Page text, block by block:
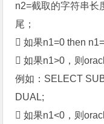
n2=截取的字符串长
尾；
 如果n1=0 then
 如果n1>0，则
例如：SELECT
DUAL;
 如果n1<0，则